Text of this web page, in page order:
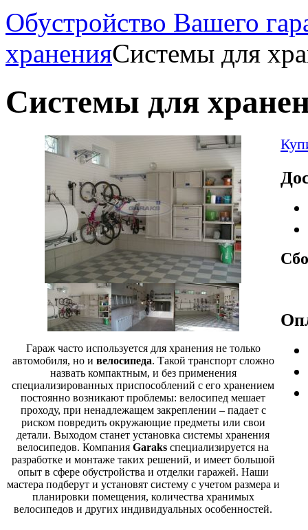
Обустройство Вашего
храненияСистемы для
Системы для
Гараж часто используется для хранения не только
автомобиля, но и велосипеда. Такой транспорт сложно
назвать компактным, и без применения
специализированных приспособлений с его хранением
постоянно возникают проблемы: велосипед мешает
проходу, при ненадлежащем закреплении – падает с
риском повредить окружающие предметы или свои
детали. Выходом станет установка системы хранения
велосипедов. Компания Garaks специализируется на
разработке и монтаже таких решений, и имеет большой
опыт в сфере обустройства и отделки гаражей. Наши
мастера подберут и установят систему с учетом размера и
планировки помещения, количества хранимых
велосипедов и других индивидуальных особенностей.